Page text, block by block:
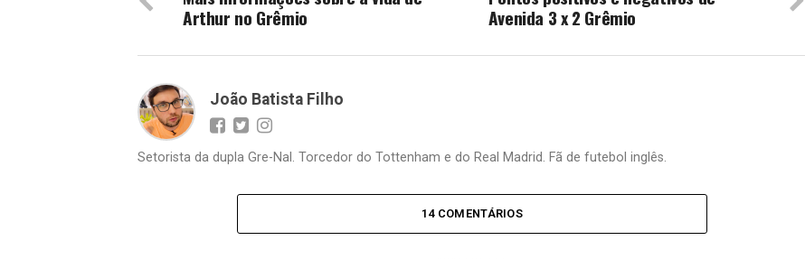
Avenida 3 x 2 Grêmio
Arthur no Grêmio
João Batista Filho
Setorista da dupla Gre-Nal. Torcedor do Tottenham e do Real Madrid. Fã de futebol inglês.
14 COMENTÁRIOS